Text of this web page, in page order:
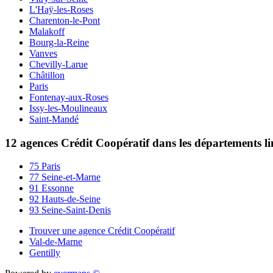
L'Haÿ-les-Roses
Charenton-le-Pont
Malakoff
Bourg-la-Reine
Vanves
Chevilly-Larue
Châtillon
Paris
Fontenay-aux-Roses
Issy-les-Moulineaux
Saint-Mandé
12 agences Crédit Coopératif dans les départements
75 Paris
77 Seine-et-Marne
91 Essonne
92 Hauts-de-Seine
93 Seine-Saint-Denis
Trouver une agence Crédit Coopératif
Val-de-Marne
Gentilly